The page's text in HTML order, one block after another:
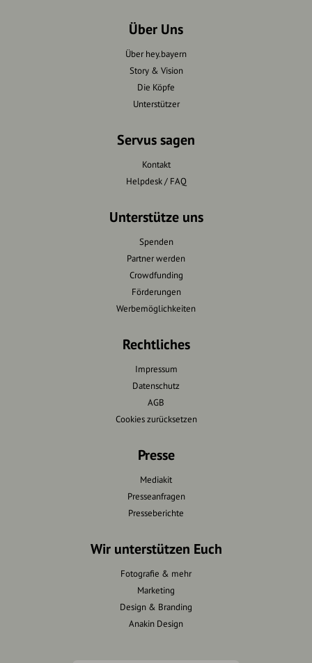
Über Uns
Über hey.bayern
Story & Vision
Die Köpfe
Unterstützer
Servus sagen
Kontakt
Helpdesk / FAQ
Unterstütze uns
Spenden
Partner werden
Crowdfunding
Förderungen
Werbemöglichkeiten
Rechtliches
Impressum
Datenschutz
AGB
Cookies zurücksetzen
Presse
Mediakit
Presseanfragen
Presseberichte
Wir unterstützen Euch
Fotografie & mehr
Marketing
Design & Branding
Anakin Design